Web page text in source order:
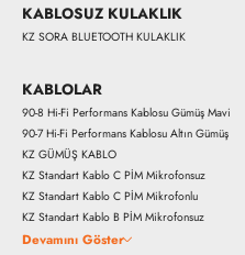
KABLOSUZ KULAKLIK
KZ SORA BLUETOOTH KULAKLIK
KABLOLAR
90-8 Hi-Fi Performans Kablosu Gümüş Mavi
90-7 Hi-Fi Performans Kablosu Altın Gümüş
KZ GÜMÜŞ KABLO
KZ Standart Kablo C PİM Mikrofonsuz
KZ Standart Kablo C PİM Mikrofonlu
KZ Standart Kablo B PİM Mikrofonsuz
Devamını Göster